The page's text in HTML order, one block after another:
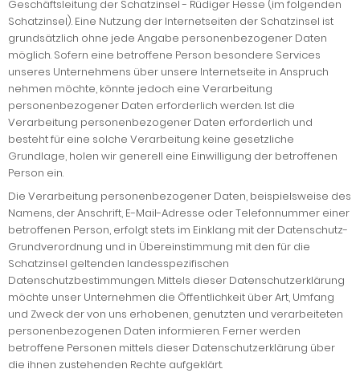
Geschäftsleitung der Schatzinsel - Rüdiger Hesse (im folgenden
Schatzinsel). Eine Nutzung der Internetseiten der Schatzinsel ist
grundsätzlich ohne jede Angabe personenbezogener Daten
möglich. Sofern eine betroffene Person besondere Services
unseres Unternehmens über unsere Internetseite in Anspruch
nehmen möchte, könnte jedoch eine Verarbeitung
personenbezogener Daten erforderlich werden. Ist die
Verarbeitung personenbezogener Daten erforderlich und
besteht für eine solche Verarbeitung keine gesetzliche
Grundlage, holen wir generell eine Einwilligung der betroffenen
Person ein.
Die Verarbeitung personenbezogener Daten, beispielsweise des
Namens, der Anschrift, E-Mail-Adresse oder Telefonnummer einer
betroffenen Person, erfolgt stets im Einklang mit der Datenschutz-
Grundverordnung und in Übereinstimmung mit den für die
Schatzinsel geltenden landesspezifischen
Datenschutzbestimmungen. Mittels dieser Datenschutzerklärung
möchte unser Unternehmen die Öffentlichkeit über Art, Umfang
und Zweck der von uns erhobenen, genutzten und verarbeiteten
personenbezogenen Daten informieren. Ferner werden
betroffene Personen mittels dieser Datenschutzerklärung über
die ihnen zustehenden Rechte aufgeklärt.